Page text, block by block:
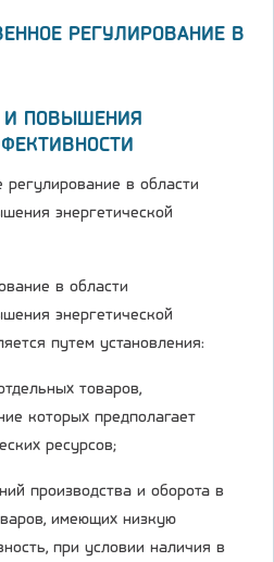
РЕГУЛИРОВАНИЕ В
И ПОВЫШЕНИЯ
регулирование в области
энергетической
в области
энергетической
путем установления:
товаров,
которых предполагает
ресурсов;
производства и оборота в
имеющих низкую
при условии наличия в